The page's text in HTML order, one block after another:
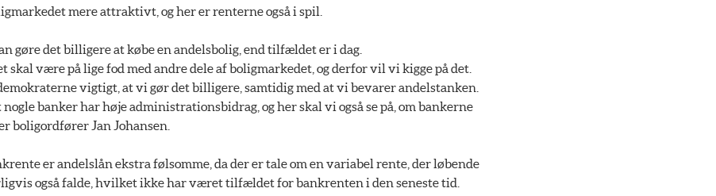
mere attraktivt, og her er renterne også i spil.
gøre det billigere at købe en andelsbolig, end tilfældet er i dag.
skal være på lige fod med andre dele af boligmarkedet, og derfor vil vi kigge på det.
vigtigt, at vi gør det billigere, samtidig med at vi bevarer andelstanken.
banker har høje administrationsbidrag, og her skal vi også se på, om bankerne
boligordfører Jan Johansen.
er andelslån ekstra følsomme, da der er tale om en variabel rente, der løbende
også falde, hvilket ikke har været tilfældet for bankrenten i den seneste tid.